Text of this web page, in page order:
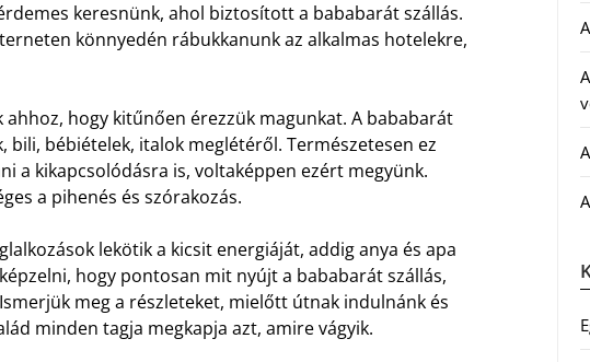
keresnünk, ahol biztosított a bababarát szállás.
könnyedén rábukkanunk az alkalmas hotelekre,
hogy kitűnően érezzük magunkat. A bababarát
bili, bébiételek, italok meglétéről. Természetesen ez
a kikapcsolódásra is, voltaképpen ezért megyünk.
a pihenés és szórakozás.
lekötik a kicsit energiáját, addig anya és apa
hogy pontosan mit nyújt a bababarát szállás,
meg a részleteket, mielőtt útnak indulnánk és
minden tagja megkapja azt, amire vágyik.